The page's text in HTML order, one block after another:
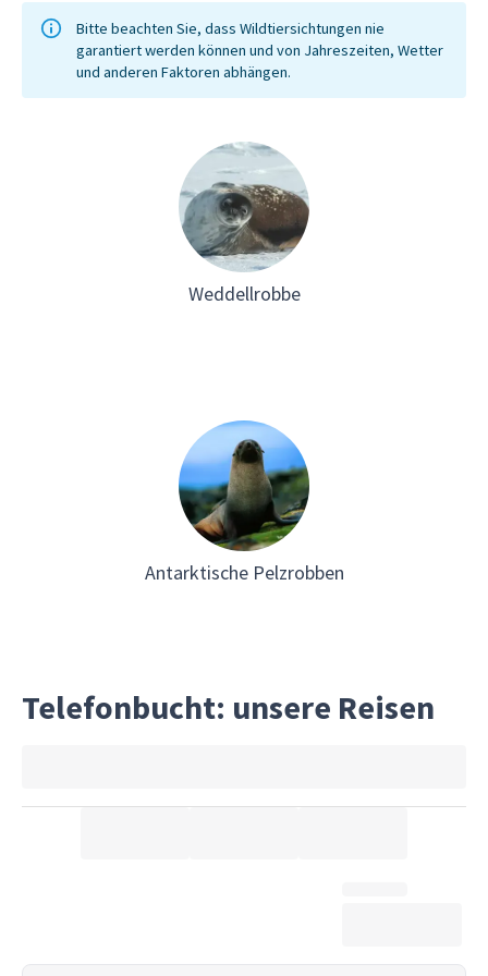
Bitte beachten Sie, dass Wildtiersichtungen nie
garantiert werden können und von Jahreszeiten, Wetter
und anderen Faktoren abhängen.
Weddellrobbe
Antarktische Pelzrobben
Telefonbucht: unsere Reisen